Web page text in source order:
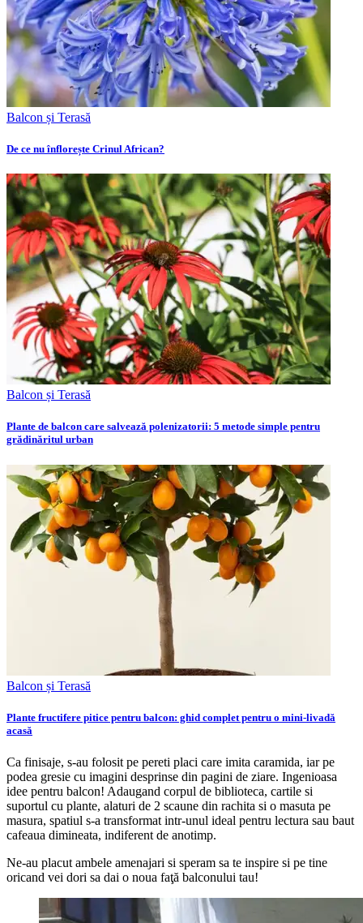
Balcon și Terasă
De ce nu înflorește Crinul African?
Balcon și Terasă
Plante de balcon care salvează polenizatorii: 5 metode simple pentru
grădinăritul urban
Balcon și Terasă
Plante fructifere pitice pentru balcon: ghid complet pentru o mini-livadă
acasă
Ca finisaje, s-au folosit pe pereti placi care imita caramida, iar pe
podea gresie cu imagini desprinse din pagini de ziare. Ingenioasa
idee pentru balcon! Adaugand corpul de biblioteca, cartile si
suportul cu plante, alaturi de 2 scaune din rachita si o masuta pe
masura, spatiul s-a transformat intr-unul ideal pentru lectura sau baut
cafeaua dimineata, indiferent de anotimp.
Ne-au placut ambele amenajari si speram sa te inspire si pe tine
oricand vei dori sa dai o noua faţă balconului tau!